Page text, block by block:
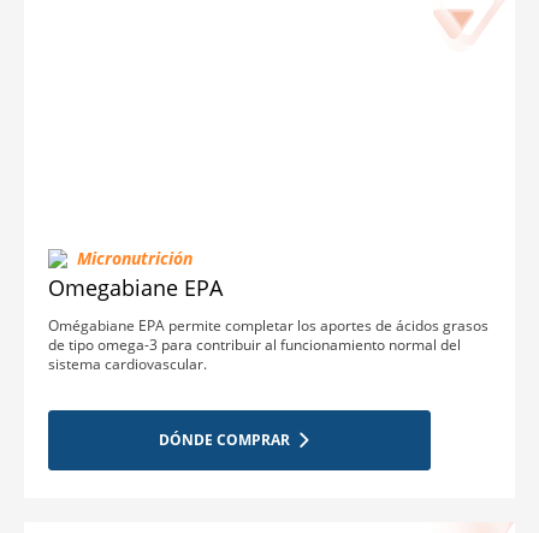
Micronutrición
Omegabiane EPA
Omégabiane EPA permite completar los aportes de ácidos grasos
de tipo omega-3 para contribuir al funcionamiento normal del
sistema cardiovascular.
DÓNDE COMPRAR